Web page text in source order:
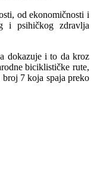
od ekonomičnosti i
i psihičkog zdravlja
dokazuje i to da kroz
biciklističke rute,
7 koja spaja preko